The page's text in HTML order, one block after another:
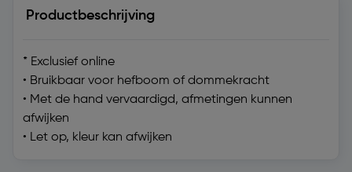
Productbeschrijving
* Exclusief online
• Bruikbaar voor hefboom of dommekracht
• Met de hand vervaardigd, afmetingen kunnen
afwijken
• Let op, kleur kan afwijken